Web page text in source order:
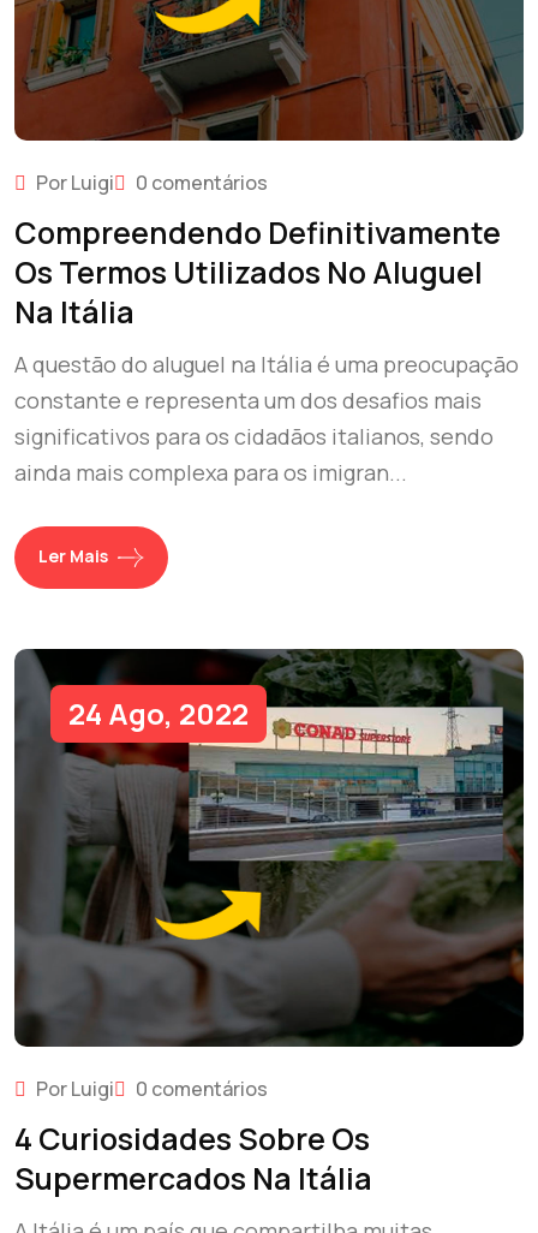
Por Luigi 0 comentários
Compreendendo Definitivamente
Os Termos Utilizados No Aluguel
Na Itália
A questão do aluguel na Itália é uma preocupação
constante e representa um dos desafios mais
significativos para os cidadãos italianos, sendo
ainda mais complexa para os imigran...
Ler Mais
24 Ago, 2022
Por Luigi 0 comentários
4 Curiosidades Sobre Os
Supermercados Na Itália